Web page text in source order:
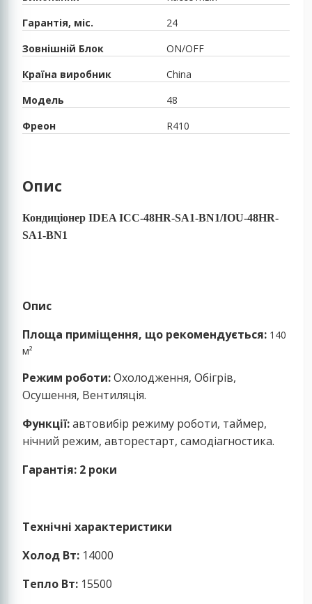
Гарантія, міс.
24
Зовнішній Блок
ON/OFF
Країна виробник
China
Модель
48
Фреон
R410
Опис
Кондиціонер IDEA ICC-48HR-SA1-BN1/IOU-48HR-
SA1-BN1
Опис
Площа приміщення, що рекомендується: 140
м²
Режим роботи:Охолодження, Обігрів,
Осушення, Вентиляція.
Функції:автовибір режиму роботи, таймер,
нічний режим, авторестарт, самодіагностика.
Гарантія: 2 роки
Технічні характеристики
Холод Вт: 14000
Тепло Вт: 15500